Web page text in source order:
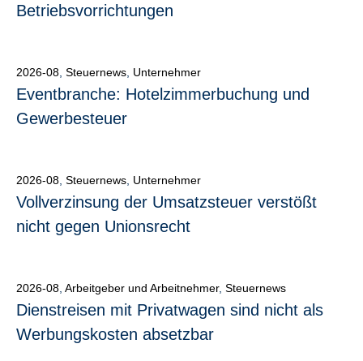
Betriebsvorrichtungen
2026-08 Steuernews Unternehmer
Eventbranche: Hotelzimmerbuchung und
Gewerbesteuer
2026-08 Steuernews Unternehmer
Vollverzinsung der Umsatzsteuer verstößt
nicht gegen Unionsrecht
2026-08 Arbeitgeber und Arbeitnehmer, Steuernews
Dienstreisen mit Privatwagen sind nicht als
Werbungskosten absetzbar